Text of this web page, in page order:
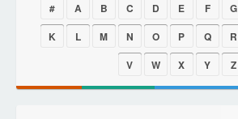
# A B C D E F G
K
L M N O P Q R
V
W X Y Z